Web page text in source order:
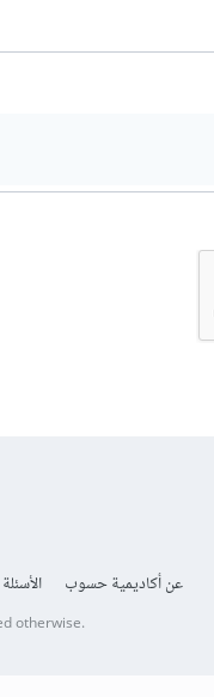
عن أكاديمية حسوب
otherwise.